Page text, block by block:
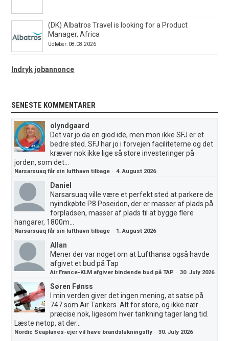
(DK) Albatros Travel is looking for a Product
Manager, Africa
Udløber: 08.08.2026
Indryk jobannonce
SENESTE KOMMENTARER
olyndgaard
Det var jo da en giod ide, men mon ikke SFJ er et
bedre sted..SFJ har jo i forvejen faciliteterne og det
kræver nok ikke lige så store investeringer på
jorden, som det...
Narsarsuaq får sin lufthavn tilbage ·4. August 2026
Daniel
Narsarsuaq ville være et perfekt sted at parkere de
nyindkøbte P8 Poseidon, der er masser af plads på
forpladsen, masser af plads til at bygge flere
hangarer, 1800m...
Narsarsuaq får sin lufthavn tilbage · 1. August 2026
Allan
Mener der var noget om at Lufthansa også havde
afgivet et bud på Tap
Air France-KLM afgiver bindende bud på TAP ·30. July 2026
Søren Fønss
I min verden giver det ingen mening, at satse på
747 som Air Tankers. Alt for store, og ikke nær
præcise nok, ligesom hver tankning tager lang tid.
Læste netop, at der...
Nordic Seaplanes-ejer vil have brandslukningsfly ·30. July 2026